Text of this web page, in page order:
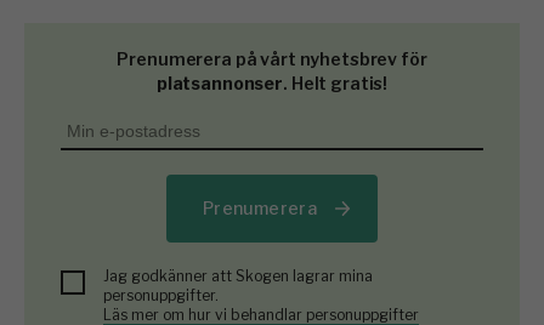
Prenumerera på vårt nyhetsbrev för
platsannonser. Helt gratis!
Prenumerera
Jag godkänner att Skogen lagrar mina
personuppgifter.
Läs mer om hur vi behandlar personuppgifter